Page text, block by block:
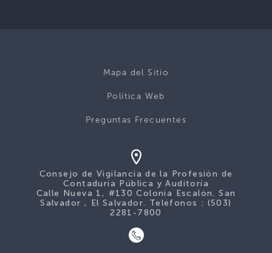
Mapa del Sitio
Politica Web
Preguntas Frecuentes
Consejo de Vigilancia de la Profesión de
Contaduría Pública y Auditoría
Calle Nueva 1, #130 Colonia Escalón. San
Salvador , El Salvador. Teléfonos : (503)
2281-7800